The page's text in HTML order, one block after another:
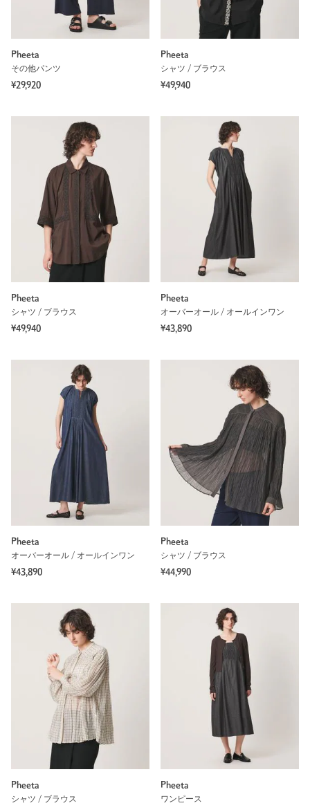
Pheeta
その他パンツ
¥29,920
Pheeta
シャツ / ブラウス
¥49,940
Pheeta
シャツ / ブラウス
¥49,940
Pheeta
オーバーオール / オールインワン
¥43,890
Pheeta
オーバーオール / オールインワン
¥43,890
Pheeta
シャツ / ブラウス
¥44,990
Pheeta
シャツ / ブラウス
Pheeta
ワンピース